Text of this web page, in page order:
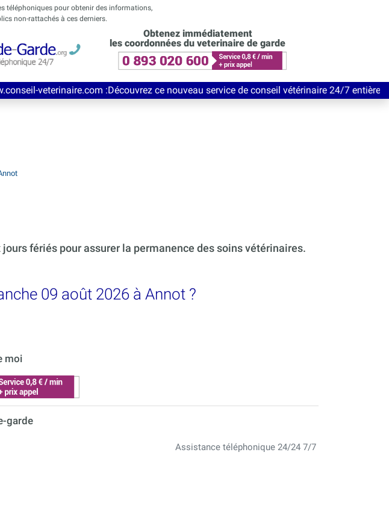
téléphoniques pour obtenir des informations,
non-rattachés à ces derniers.
Obtenez immédiatement
les coordonnées du veterinaire de garde
:Découvrez ce nouveau service de conseil vétérinaire 24/7 entièrement Gratuit
fériés pour assurer la permanence des soins vétérinaires.
09 août 2026 à Annot ?
moi
garde
Assistance téléphonique 24/24 7/7